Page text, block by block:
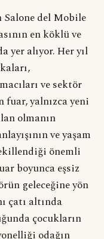
Salone del Mobile
en köklü ve
yer alıyor. Her yıl
ve sektör
yalnızca yeni
olmanın
ve yaşam
önemli
boyunca eşsiz
geleceğine yön
çatı altında
çocukların
odağın